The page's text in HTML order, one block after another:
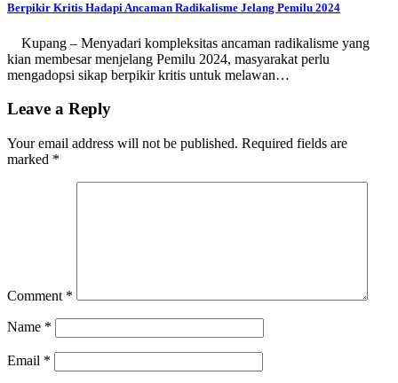
Berpikir Kritis Hadapi Ancaman Radikalisme Jelang Pemilu 2024
Kupang – Menyadari kompleksitas ancaman radikalisme yang
kian membesar menjelang Pemilu 2024, masyarakat perlu
mengadopsi sikap berpikir kritis untuk melawan…
Leave a Reply
Your email address will not be published. Required fields are
marked *
Comment *
Name *
Email *